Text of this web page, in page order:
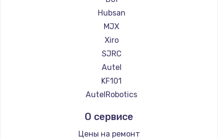
Замена сенсорного датчика
Заказать
Замена системной платы
Hubsan
MJX
Xiro
SJRC
Autel
KF101
AutelRobotics
О сервисе
Цены на ремонт